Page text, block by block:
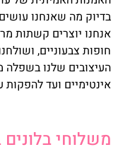
בדיוק מה שאנחנו עושים
אנחנו יוצרים קשתות
חופות צבעוניים,
העיצובים שלנו בשפלה
אינטימיים ועד
משלוחי